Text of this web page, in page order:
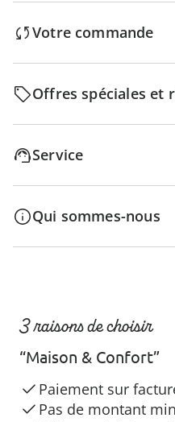
Votre commande
Offres spéciales et
Service
Qui sommes-nous
3 raisons de choisir
“Maison & Confort”
Paiement sur
Pas de montant